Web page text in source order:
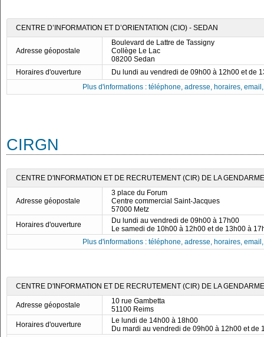
CENTRE D’INFORMATION ET D’ORIENTATION (CIO) - SEDAN
Adresse géopostale
Boulevard de Lattre de Tassigny
Collège Le Lac
08200 Sedan
Horaires d'ouverture
Du lundi au vendredi de 09h00 à 12h00 et de
Plus d'informations : téléphone, adresse, horaires,
CIRGN
CENTRE D'INFORMATION ET DE RECRUTEMENT (CIR) DE LA
Adresse géopostale
3 place du Forum
Centre commercial Saint-Jacques
57000 Metz
Horaires d'ouverture
Du lundi au vendredi de 09h00 à 17h00
Le samedi de 10h00 à 12h00 et de 13h00 à
Plus d'informations : téléphone, adresse, horaires,
CENTRE D'INFORMATION ET DE RECRUTEMENT (CIR) DE LA
Adresse géopostale
10 rue Gambetta
51100 Reims
Horaires d'ouverture
Le lundi de 14h00 à 18h00
Du mardi au vendredi de 09h00 à 12h00 et de